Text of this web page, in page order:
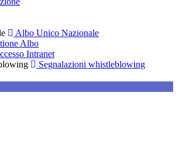
Albo Unico Nazionale
Albo
Intranet
Segnalazioni whistleblowing